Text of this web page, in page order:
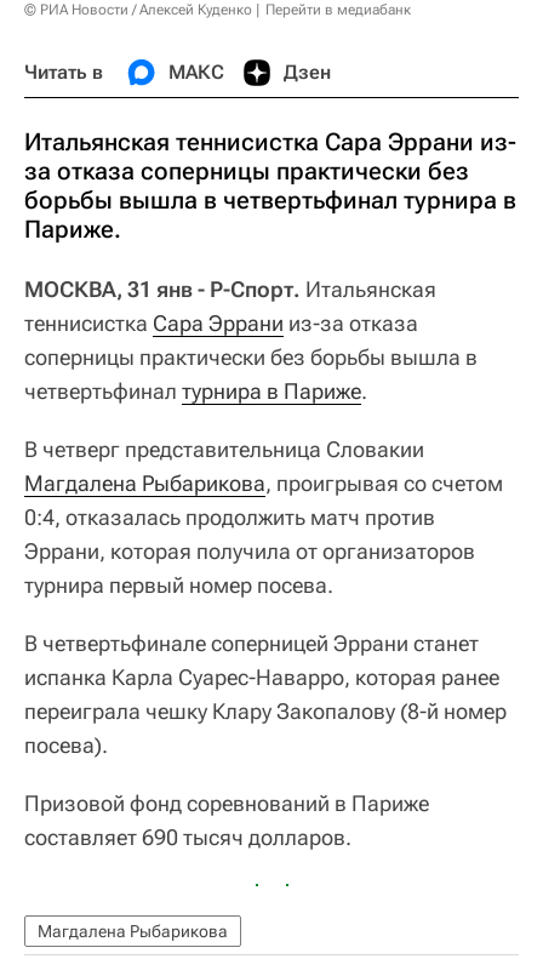
© РИА Новости / Алексей Куденко Перейти в медиабанк
Читать в МАКС Дзен
Итальянская теннисистка Сара Эррани из-
за отказа соперницы практически без
борьбы вышла в четвертьфинал турнира в
Париже.
МОСКВА, 31 янв - Р-Спорт. Итальянская
теннисистка Сара Эррани из-за отказа
соперницы практически без борьбы вышла в
четвертьфинал турнира в Париже.
В четверг представительница Словакии
Магдалена Рыбарикова, проигрывая со счетом
0:4, отказалась продолжить матч против
Эррани, которая получила от организаторов
турнира первый номер посева.
В четвертьфинале соперницей Эррани станет
испанка Карла Суарес-Наварро, которая ранее
переиграла чешку Клару Закопалову (8-й номер
посева).
Призовой фонд соревнований в Париже
составляет 690 тысяч долларов.
Магдалена Рыбарикова